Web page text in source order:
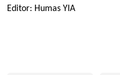
Editor: Humas YIA